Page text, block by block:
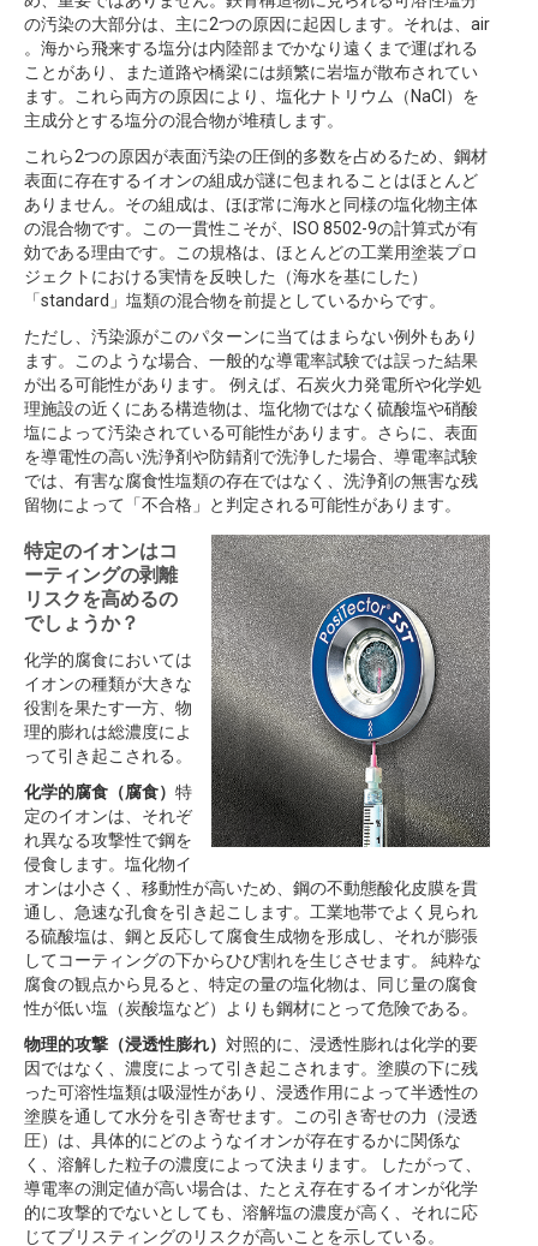
の汚染の大部分は、主に2つの原因に起因します。それは、air
。海から飛来する塩分は内陸部までかなり遠くまで運ばれる
ことがあり、また道路や橋梁には頻繁に岩塩が散布されてい
ます。これら両方の原因により、塩化ナトリウム（NaCl）を
主成分とする塩分の混合物が堆積します。
これら2つの原因が表面汚染の圧倒的多数を占めるため、鋼材
表面に存在するイオンの組成が謎に包まれることはほとんど
ありません。その組成は、ほぼ常に海水と同様の塩化物主体
の混合物です。この一貫性こそが、ISO 8502-9の計算式が有
効である理由です。この規格は、ほとんどの工業用塗装プロ
ジェクトにおける実情を反映した（海水を基にした）
「standard」塩類の混合物を前提としているからです。
ただし、汚染源がこのパターンに当てはまらない例外もあり
ます。このような場合、一般的な導電率試験では誤った結果
が出る可能性があります。 例えば、石炭火力発電所や化学処
理施設の近くにある構造物は、塩化物ではなく硫酸塩や硝酸
塩によって汚染されている可能性があります。さらに、表面
を導電性の高い洗浄剤や防錆剤で洗浄した場合、導電率試験
では、有害な腐食性塩類の存在ではなく、洗浄剤の無害な残
留物によって「不合格」と判定される可能性があります。
特定のイオンはコ
ーティングの剥離
リスクを高めるの
でしょうか？
化学的腐食においては
イオンの種類が大きな
役割を果たす一方、物
理的膨れは総濃度によ
って引き起こされる。
化学的腐食（腐食） 特
定のイオンは、それぞ
れ異なる攻撃性で鋼を
侵食します。塩化物イ
オンは小さく、移動性が高いため、鋼の不動態酸化皮膜を貫
通し、急速な孔食を引き起こします。工業地帯でよく見られ
る硫酸塩は、鋼と反応して腐食生成物を形成し、それが膨張
してコーティングの下からひび割れを生じさせます。 純粋な
腐食の観点から見ると、特定の量の塩化物は、同じ量の腐食
性が低い塩（炭酸塩など）よりも鋼材にとって危険である。
物理的攻撃（浸透性膨れ） 対照的に、浸透性膨れは化学的要
因ではなく、濃度によって引き起こされます。塗膜の下に残
った可溶性塩類は吸湿性があり、浸透作用によって半透性の
塗膜を通して水分を引き寄せます。この引き寄せの力（浸透
圧）は、具体的にどのようなイオンが存在するかに関係な
く、溶解した粒子の濃度によって決まります。 したがって、
導電率の測定値が高い場合は、たとえ存在するイオンが化学
的に攻撃的でないとしても、溶解塩の濃度が高く、それに応
じてブリスティングのリスクが高いことを示している。